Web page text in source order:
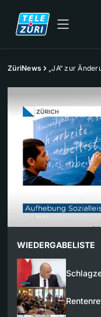
ZüriNews „JA“ zur
WIEDERGABELISTE